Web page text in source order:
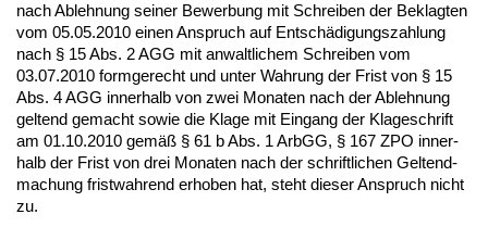
nach Ab­leh­nung sei­ner Be­wer­bung mit Schrei­ben der Be­klag­ten
vom 05.05.2010 ei­nen An­spruch auf Entschädi­gungs­zah­lung
nach § 15 Abs. 2 AGG mit an­walt­li­chem Schrei­ben vom
03.07.2010 form­ge­recht und un­ter Wah­rung der Frist von § 15
Abs. 4 AGG in­ner­halb von zwei Mo­na­ten nach der Ab­leh­nung
gel­tend ge­macht so­wie die Kla­ge mit Ein­gang der Kla­ge­schrift
am 01.10.2010 gemäß § 61 b Abs. 1 ArbGG, § 167 ZPO in­ner­
halb der Frist von drei Mo­na­ten nach der schrift­li­chen Gel­tend­
ma­chung frist­wah­rend er­ho­ben hat, steht die­ser An­spruch nicht
zu.